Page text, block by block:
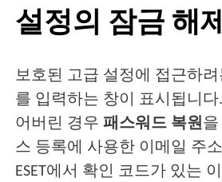
설정의 잠금 해
보호된 고급 설정에 접근하
를 입력하는 창이 표시됩니
어버린 경우패스워드 복원을
스 등록에 사용한 이메일 주
ESET에서 확인 코드가 있는